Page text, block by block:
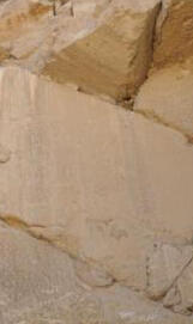
トランスフォーマ
創薬科学研究科 (20)